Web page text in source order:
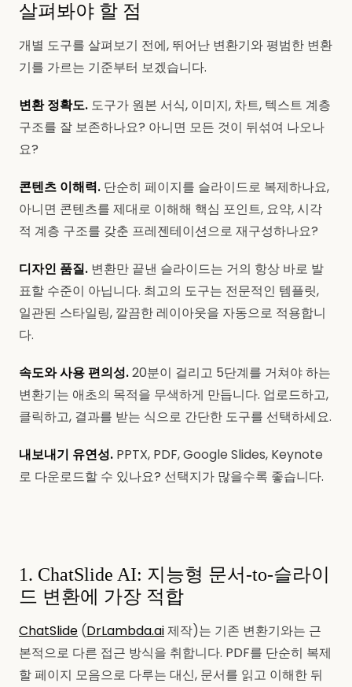
살펴봐야 할 점
개별 도구를 살펴보기 전에, 뛰어난 변환기와 평범한 변환
기를 가르는 기준부터 보겠습니다.
변환 정확도. 도구가 원본 서식, 이미지, 차트, 텍스트 계층
구조를 잘 보존하나요? 아니면 모든 것이 뒤섞여 나오나
요?
콘텐츠 이해력. 단순히 페이지를 슬라이드로 복제하나요,
아니면 콘텐츠를 제대로 이해해 핵심 포인트, 요약, 시각
적 계층 구조를 갖춘 프레젠테이션으로 재구성하나요?
디자인 품질. 변환만 끝낸 슬라이드는 거의 항상 바로 발
표할 수준이 아닙니다. 최고의 도구는 전문적인 템플릿,
일관된 스타일링, 깔끔한 레이아웃을 자동으로 적용합니
다.
속도와 사용 편의성.20분이 걸리고 5단계를 거쳐야 하는
변환기는 애초의 목적을 무색하게 만듭니다. 업로드하고,
클릭하고, 결과를 받는 식으로 간단한 도구를 선택하세요.
내보내기 유연성. PPTX, PDF, Google Slides, Keynote
로 다운로드할 수 있나요? 선택지가 많을수록 좋습니다.
1. ChatSlide AI: 지능형 문서-to-슬라이
드 변환에 가장 적합
ChatSlide (DrLambda.ai제작)는 기존 변환기와는 근
본적으로 다른 접근 방식을 취합니다. PDF를 단순히 복제
할 페이지 모음으로 다루는 대신, 문서를 읽고 이해한 뒤